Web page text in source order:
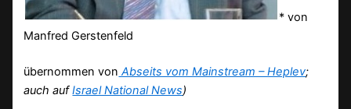
* von
Manfred Gerstenfeld
übernommen von Abseits vom Mainstream – Heplev;
auch aufIsrael National News)